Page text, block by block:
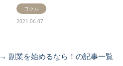
コラム
2021.06.07
→ 副業を始めるなら！の記事一覧